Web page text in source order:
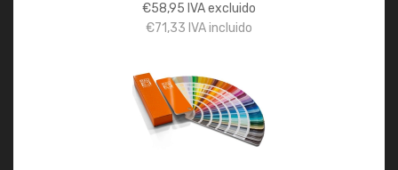
€58,95 IVA excluido
€71,33 IVA incluido